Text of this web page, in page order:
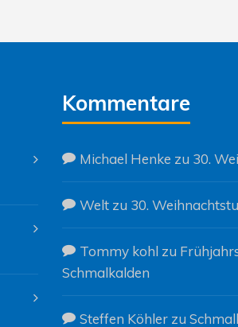
Kommentare
Michael Henke zu 30.
Weltzu 30.
Tommy kohl zu
Schmalkalden
Steffen Köhlerzu